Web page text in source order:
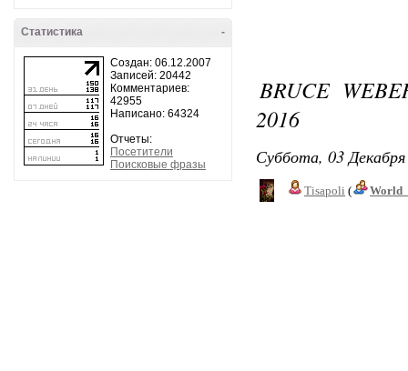
-
Статистика
Создан: 06.12.2007
Записей: 20442
Комментариев:
42955
Написано: 64324
Отчеты:
Посетители
Поисковые фразы
BRUCE
2016
Суббота, 03
Tisapoli (